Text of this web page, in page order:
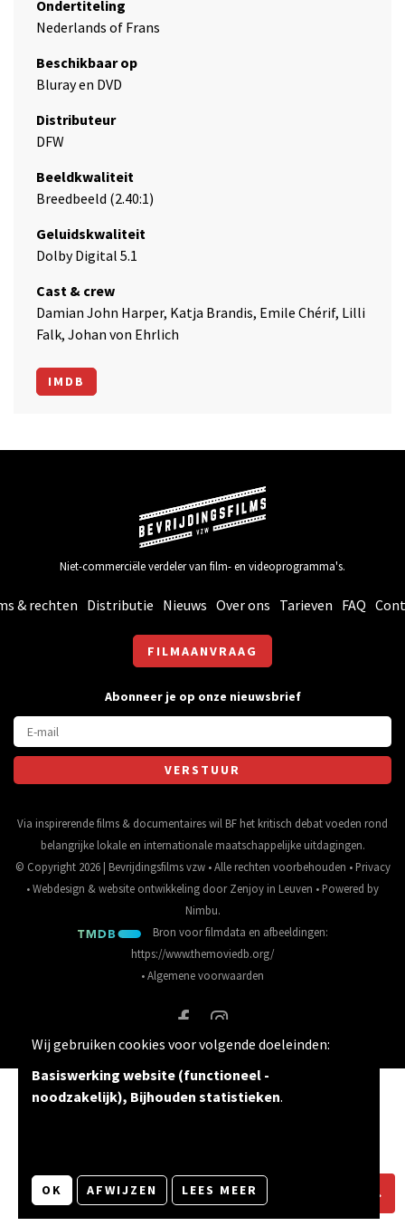
Ondertiteling
Nederlands of Frans
Beschikbaar op
Bluray en DVD
Distributeur
DFW
Beeldkwaliteit
Breedbeeld (2.40:1)
Geluidskwaliteit
Dolby Digital 5.1
Cast & crew
Damian John Harper, Katja Brandis, Emile Chérif, Lilli
Falk, Johan von Ehrlich
IMDB
Niet-commerciële verdeler van film- en videoprogramma's.
& rechten Distributie Nieuws Over ons Tarieven FAQ
FILMAANVRAAG
Abonneer je op onze nieuwsbrief
Via inspirerende films & documentaires wil BF het kritisch debat voeden rond
belangrijke lokale en internationale maatschappelijke uitdagingen.
© Copyright 2026 | Bevrijdingsfilms vzw • Alle rechten voorbehouden • Privacy
•Webdesign &website ontwikkeling doorZenjoy in Leuven • Powered by
Nimbu.
Bron voor filmdata en afbeeldingen:
https://www.themoviedb.org/
•Algemene voorwaarden
Wij gebruiken cookies voor volgende doeleinden:
Basiswerking website (functioneel -
noodzakelijk), Bijhouden statistieken.
OK AFWIJZEN LEES MEER